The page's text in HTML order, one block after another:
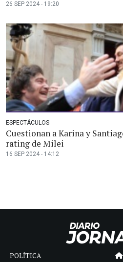
26 SEP 2024 - 19:20
ESPECTÁCULOS
Cuestionan a Karina y
rating de Milei
16 SEP 2024 - 14:12
POLÍTICA